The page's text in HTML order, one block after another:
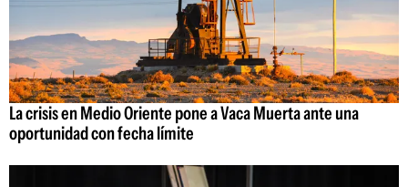
La crisis en Medio Oriente pone a Vaca Muerta ante una
oportunidad con fecha límite